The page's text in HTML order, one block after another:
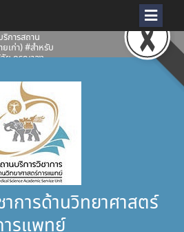
การสถาน
ยเก่า) #สำหรับ
ย กรุณาลง
ครื่องมือ
การวิชาการ
รแพทย์ ประจำปี
คมชัดทุกมิติ
ด้าน
ทย์ พร้อมให้
รศน์คอนโฟคอล
วยเลเซอร์
(ZEISS
2)
รแพทย์
ขอแสดงความ
ารสถานบริการ
การด้านวิทยาศาสตร์
รแพทย์